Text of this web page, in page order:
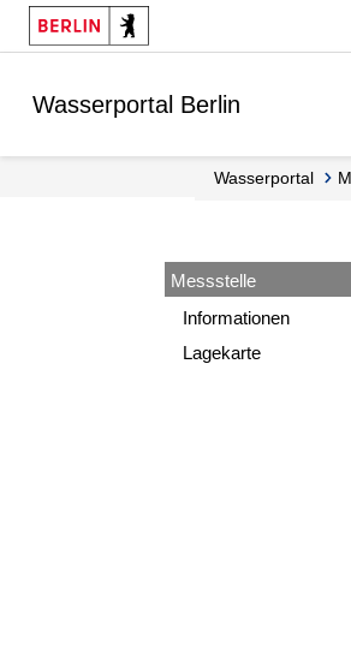
Springe zur Navigation
Springe zum Inhalt
Wasserportal Berlin
Wasserportal
Messstelle
Informationen
Lagekarte